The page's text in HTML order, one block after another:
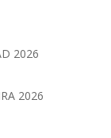
2026
2026